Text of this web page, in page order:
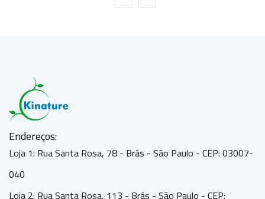
Endereços:
Loja 1: Rua Santa Rosa, 78 - Brás - São Paulo - CEP: 03007-
040
Loja 2: Rua Santa Rosa, 113 - Brás - São Paulo - CEP: